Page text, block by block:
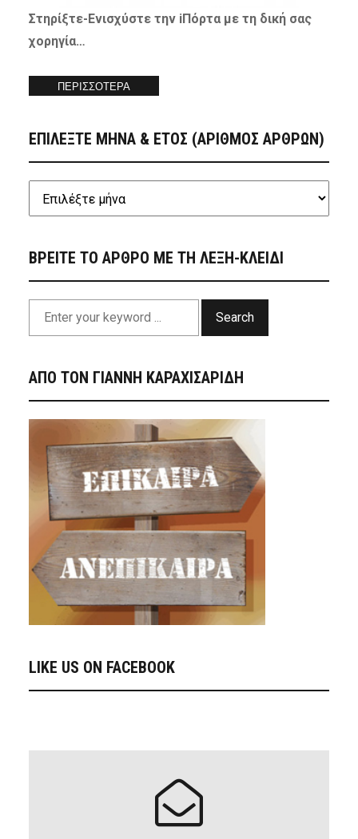
Στηρίξτε-Ενισχύστετην iΠόρτα με τη δική σας
χορηγία…
ΠΕΡΙΣΣΟΤΕΡΑ
ΕΠΙΛΕΞΤΕ ΜΗΝΑ & ΕΤΟΣ (ΑΡΙΘΜΟΣ ΑΡΘΡΩΝ)
ΒΡΕΙΤΕ ΤΟ ΑΡΘΡΟ ΜΕ ΤΗ ΛΕΞΗ-ΚΛΕΙΔΙ
Search
ΑΠΟ ΤΟΝ ΓΙΑΝΝΗ ΚΑΡΑΧΙΣΑΡΙΔΗ
LIKE US ON FACEBOOK